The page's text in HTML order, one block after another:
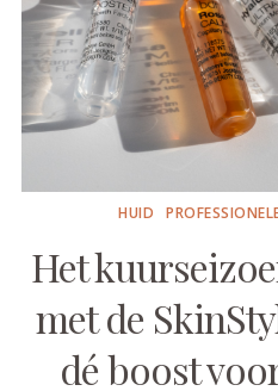
HUID
Het
met de
dé boost